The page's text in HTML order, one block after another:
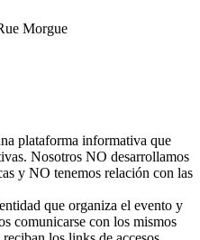
Morgue
plataforma informativa que
Nosotros NO desarrollamos
y NO tenemos relación con las
que organiza el evento y
comunicarse con los mismos